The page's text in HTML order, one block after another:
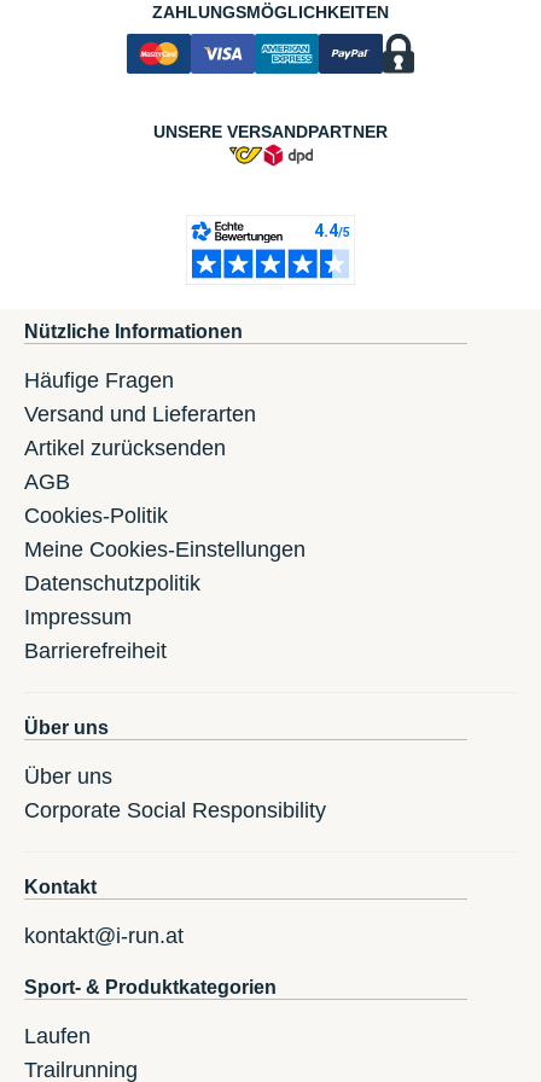
ZAHLUNGSMÖGLICHKEITEN
UNSERE VERSANDPARTNER
Nützliche Informationen
Häufige Fragen
Versand und Lieferarten
Artikel zurücksenden
AGB
Cookies-Politik
Meine Cookies-Einstellungen
Datenschutzpolitik
Impressum
Barrierefreiheit
Über uns
Über uns
Corporate Social Responsibility
Kontakt
kontakt@i-run.at
Sport- & Produktkategorien
Laufen
Trailrunning